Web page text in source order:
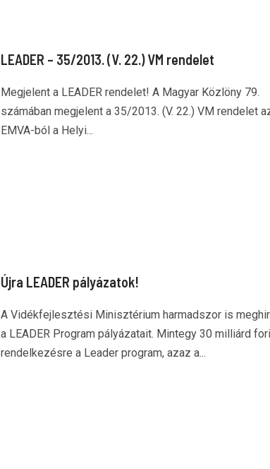
LEADER – 35/2013. (V. 22.) VM rendelet
Megjelent a LEADER rendelet! A Magyar Közlöny 79.
számában megjelent a 35/2013. (V. 22.) VM rendelet
EMVA-ból a Helyi...
Újra LEADER pályázatok!
A Vidékfejlesztési Minisztérium harmadszor is
a LEADER Program pályázatait. Mintegy 30 milliárd
rendelkezésre a Leader program, azaz a...